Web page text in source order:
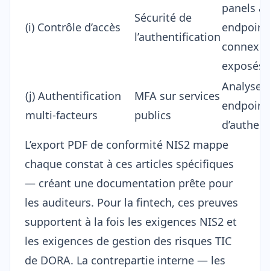
(i) Contrôle d’accès
Sécurité de
l’authentification
panels
exposés
(j) Authentification
multi-facteurs
MFA sur services
publics
Analyse
L’export PDF de conformité NIS2 mappe
chaque constat à ces articles spécifiques
— créant une documentation prête pour
les auditeurs. Pour la fintech, ces preuves
supportent à la fois les exigences NIS2 et
les exigences de gestion des risques TIC
de DORA. La contrepartie interne — les